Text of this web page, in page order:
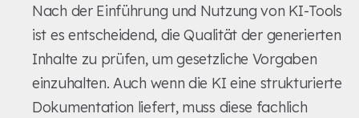
Nach der Einführung und Nutzung von KI-Tools
ist es entscheidend, die Qualität der generierten
Inhalte zu prüfen, um gesetzliche Vorgaben
einzuhalten. Auch wenn die KI eine strukturierte
Dokumentation liefert, muss diese fachlich